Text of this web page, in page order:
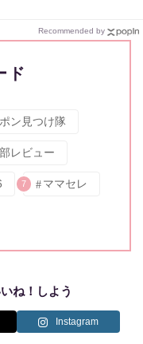
Recommended by
ド
ン見つけ隊
レビュー
7 ママセレ
ね！しよう
Instagram